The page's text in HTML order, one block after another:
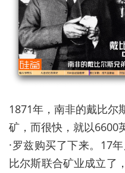
1871年，南非的戴比尔
矿，而很快，就以6600
·罗兹购买了下来。17
比尔斯联合矿业成立了